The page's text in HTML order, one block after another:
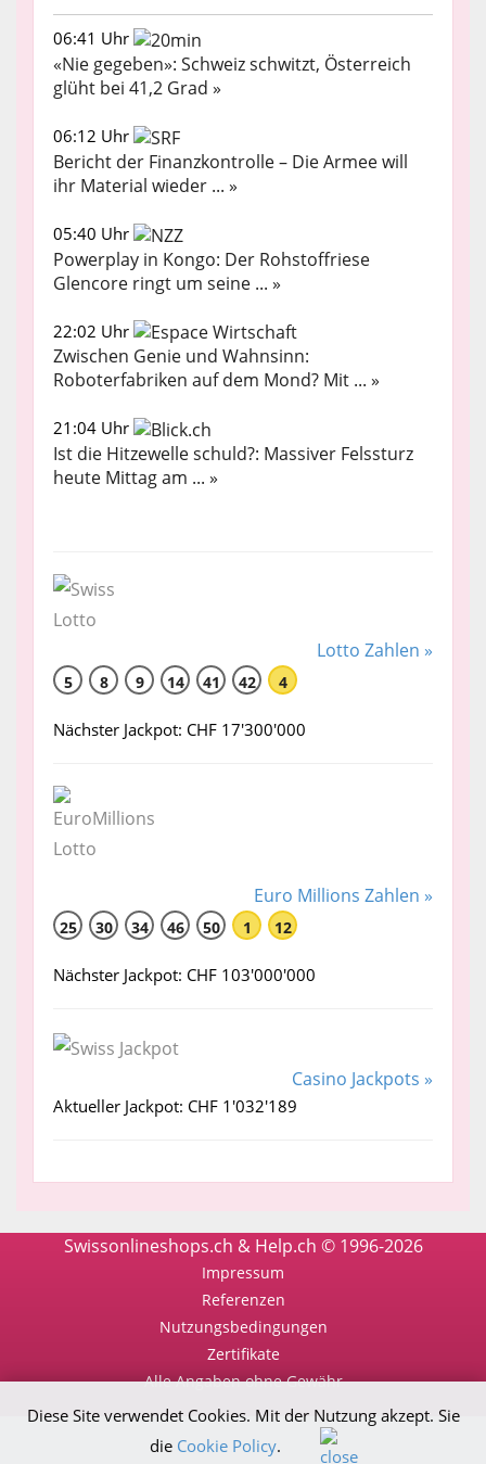
06:41 Uhr
«Nie gegeben»: Schweiz schwitzt, Österreich
glüht bei 41,2 Grad »
06:12 Uhr
Bericht der Finanzkontrolle – Die Armee will
ihr Material wieder ... »
05:40 Uhr
Powerplay in Kongo: Der Rohstoffriese
Glencore ringt um seine ... »
22:02 Uhr
Zwischen Genie und Wahnsinn:
Roboterfabriken auf dem Mond? Mit ... »
21:04 Uhr
Ist die Hitzewelle schuld?: Massiver Felssturz
heute Mittag am ... »
Lotto Zahlen »
5 8 9 14 41 42 4
Nächster Jackpot: CHF 17'300'000
Euro Millions Zahlen »
25 30 34 46 50 1 12
Nächster Jackpot: CHF 103'000'000
Casino Jackpots »
Aktueller Jackpot: CHF 1'032'189
Swissonlineshops.ch & Help.ch © 1996-2026
Impressum
Referenzen
Nutzungsbedingungen
Zertifikate
Alle Angaben ohne Gewähr
Diese Site verwendet Cookies. Mit der Nutzung akzept. Sie
die Cookie Policy.